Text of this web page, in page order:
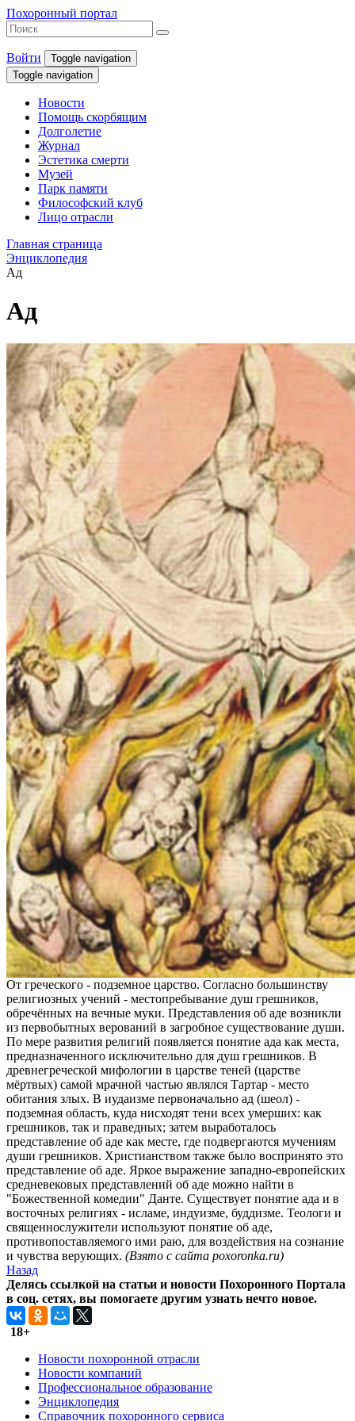
Похоронный портал
Войти
Toggle navigation
Toggle navigation
Новости
Помощь скорбящим
Долголетие
Журнал
Эстетика смерти
Музей
Парк памяти
Философский клуб
Лицо отрасли
Главная страница
Энциклопедия
Ад
Ад
От греческого - подземное царство. Согласно большинству
религиозных учений - местопребывание душ грешников,
обречённых на вечные муки. Представления об аде возникли
из первобытных верований в загробное существование души.
По мере развития религий появляется понятие ада как места,
предназначенного исключительно для душ грешников. В
древнегреческой мифологии в царстве теней (царстве
мёртвых) самой мрачной частью являлся Тартар - место
обитания злых. В иудаизме первоначально ад (шеол) -
подземная область, куда нисходят тени всех умерших: как
грешников, так и праведных; затем выработалось
представление об аде как месте, где подвергаются мучениям
души грешников. Христианством также было воспринято это
представление об аде. Яркое выражение западно-европейских
средневековых представлений об аде можно найти в
"Божественной комедии" Данте. Существует понятие ада и в
восточных религиях - исламе, индуизме, буддизме. Теологи и
священнослужители используют понятие об аде,
противопоставляемого ими раю, для воздействия на сознание
и чувства верующих. (Взято с сайта poxoronka.ru)
Назад
Делясь ссылкой на статьи и новости Похоронного Портала
в соц. сетях, вы помогаете другим узнать нечто новое.
18+
Новости похоронной отрасли
Новости компаний
Профессиональное образование
Энциклопедия
Справочник похоронного сервиса